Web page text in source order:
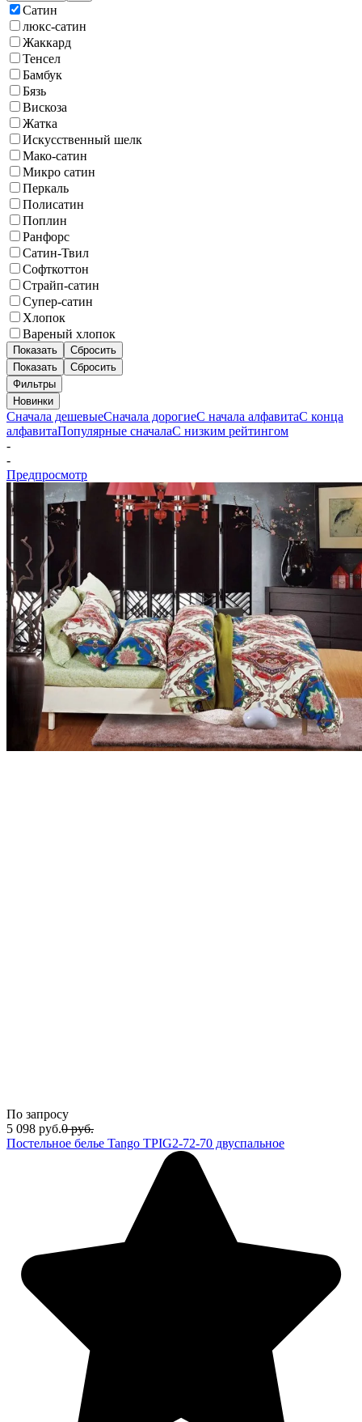
Сатин
люкс-сатин
Жаккард
Тенсел
Бамбук
Бязь
Вискоза
Жатка
Искусственный шелк
Мако-сатин
Микро сатин
Перкаль
Полисатин
Поплин
Ранфорс
Сатин-Твил
Софткоттон
Страйп-сатин
Супер-сатин
Хлопок
Вареный хлопок
Показать
Сбросить
Показать
Сбросить
Фильтры
Новинки
Сначала дешевыеСначала дорогиеС начала алфавитаС конца
алфавитаПопулярные сначалаС низким рейтингом
-
-
Предпросмотр
По запросу
5 098 руб.0 руб.
Постельное белье Tango TPIG2-72-70 двуспальное